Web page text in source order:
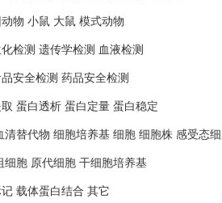
动物 小鼠 大鼠 模式动物
检测 遗传学检测 血液检测
安全检测 药品安全检测
取 蛋白透析 蛋白定量 蛋白稳定
清替代物 细胞培养基 细胞 细胞株 感受态
细胞 原代细胞 干细胞培养基
记 载体蛋白结合 其它